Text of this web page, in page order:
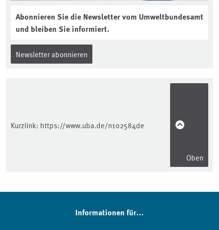
Abonnieren Sie die Newsletter vom Umweltbundesamt
und bleiben Sie informiert.
Newsletter abonnieren
Kurzlink: https://www.uba.de/n102584de
Oben
Informationen für...